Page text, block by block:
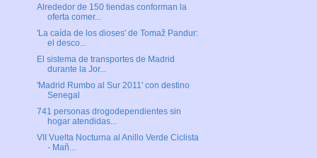
Alrededor de 150 tiendas conforman la
oferta comer...
'La caída de los dioses' de Tomaž Pandur:
el desco...
El sistema de transportes de Madrid
durante la Jor...
'Madrid Rumbo al Sur 2011' con destino
Senegal
741 personas drogodependientes sin
hogar atendidas...
VII Vuelta Nocturna al Anillo Verde Ciclista
- Mañ...